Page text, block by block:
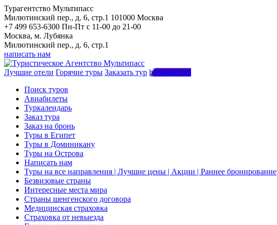
Турагентство Мультипасс
Милютинский пер., д. 6, стр.1 101000 Москва
+7 499 653-6300 Пн-Пт с 11-00 до 21-00
Москва, м. Лубянка
Милютинский пер., д. 6, стр.1
написать нам
Лучшие отели Горячие туры Заказать тур booking.com
Поиск туров
Авиабилеты
Туркалендарь
Заказ тура
Заказ на бронь
Туры в Египет
Туры в Доминикану
Туры на Острова
Написать нам
Туры на все направления | Лучшие цены | Акции | Раннее бронирование
Безвизовые страны
Интересные места мира
Страны шенгенского договора
Медицинская страховка
Страховка от невыезда